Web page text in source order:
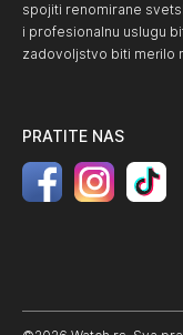
spojiti renomirane
i profesionalnu uslugu
zadovoljstvo biti merilo
PRATITE NAS